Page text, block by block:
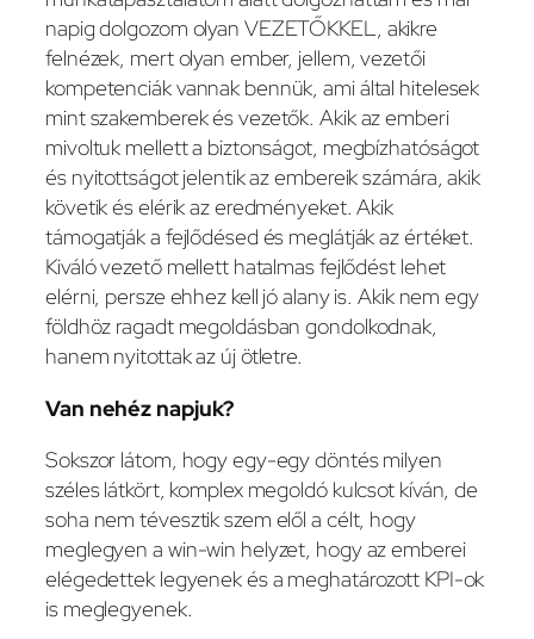
napig dolgozom olyan VEZETŐKKEL, akikre
felnézek, mert olyan ember, jellem, vezetői
kompetenciák vannak bennük, ami által hitelesek
mint szakemberek és vezetők. Akik az emberi
mivoltuk mellett a biztonságot, megbízhatóságot
és nyitottságot jelentik az embereik számára, akik
követik és elérik az eredményeket. Akik
támogatják a fejlődésed és meglátják az értéket.
Kiváló vezető mellett hatalmas fejlődést lehet
elérni, persze ehhez kell jó alany is. Akik nem egy
földhöz ragadt megoldásban gondolkodnak,
hanem nyitottak az új ötletre.
Van nehéz napjuk?
Sokszor látom, hogy egy-egy döntés milyen
széles látkört, komplex megoldó kulcsot kíván, de
soha nem tévesztik szem elől a célt, hogy
meglegyen a win-win helyzet, hogy az emberei
elégedettek legyenek és a meghatározott KPI-ok
is meglegyenek.